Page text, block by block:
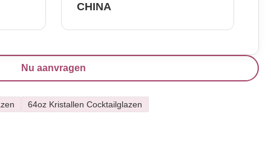
CHINA
Nu aanvragen
64oz Kristallen Cocktailglazen